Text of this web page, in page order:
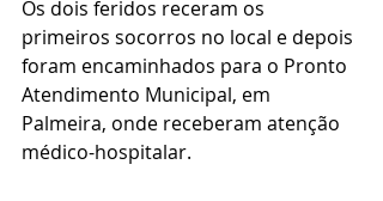
Os dois feridos receram os
primeiros socorros no local e depois
foram encaminhados para o Pronto
Atendimento Municipal, em
Palmeira, onde receberam atenção
médico-hospitalar.